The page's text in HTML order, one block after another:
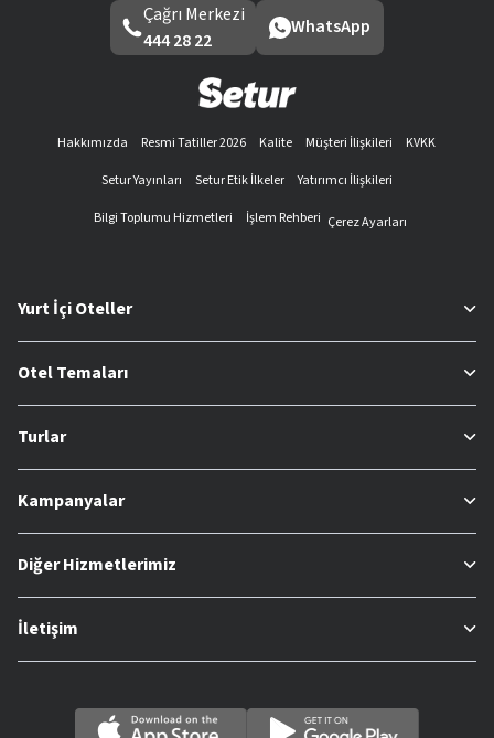
Çağrı Merkezi
444 28 22
WhatsApp
Hakkımızda Resmi Tatiller 2026 Kalite Müşteri İlişkileri
KVKK
Setur Yayınları
Setur Etik İlkeler
Yatırımcı İlişkileri
Bilgi Toplumu Hizmetleri
İşlem Rehberi Çerez Ayarları
Yurt İçi Oteller
Otel Temaları
Turlar
Kampanyalar
Diğer Hizmetlerimiz
İletişim